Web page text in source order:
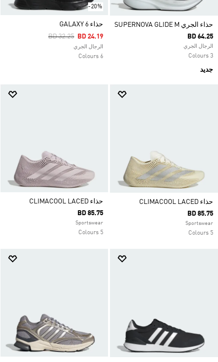
حذاء الجري SUPERNOVA GLIDE M
BD 64.25
الرجال الجري
3 Colours
جديد
-20%
حذاء GALAXY 6
Price Reduced From
BD 32.25ToBD 24.19
الرجال الجري
6 Colours
حذاء CLIMACOOL LACED
BD 85.75
Sportswear
5 Colours
حذاء CLIMACOOL LACED
BD 85.75
Sportswear
5 Colours